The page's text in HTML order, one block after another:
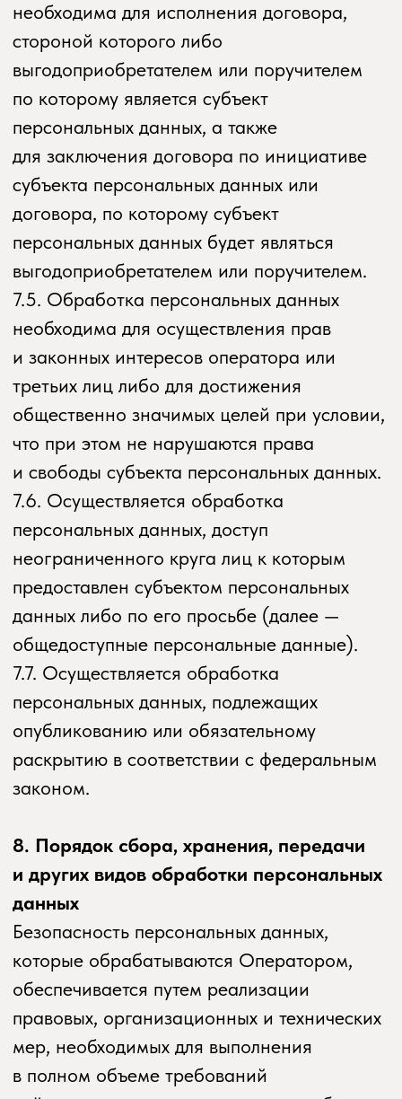
персональных данных обязан уведомить
уполномоченный орган по защите прав
субъектов персональных данных о своем
намерении осуществлять трансграничную
передачу персональных данных (такое
уведомление направляется отдельно
от уведомления о намерении осуществлять
обработку персональных данных).
10.2. Оператор до подачи вышеуказанного
уведомления, обязан получить от органов
власти иностранного государства,
иностранных физических лиц, иностранных
юридических лиц, которым планируется
трансграничная передача персональных
данных, соответствующие сведения.
11. Конфиденциальность персональных
данных
Оператор и иные лица, получившие доступ
к персональным данным, обязаны
не раскрывать третьим лицам
и не распространять персональные
данные без согласия субъекта
персональных данных, если иное
не предусмотрено федеральным законом.
12. Заключительные положения
12.1. Пользователь может получить любые
разъяснения по интересующим вопросам,
касающимся обработки его персональных
данных, обратившись к Оператору
с помощью электронной почты potok.
yoga@yandex.ru.
12.2. В данном документе будут отражены
любые изменения политики обработки
персональных данных Оператором.
Политика действует бессрочно до замены
ее новой версией.
12.3. Актуальная версия Политики